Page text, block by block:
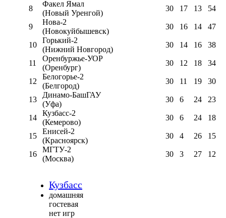
8
Факел Ямал
(Новый Уренгой)
30 17 13 54
9
Нова-2
(Новокуйбышевск)
30 16 14 47
10
Горький-2
(Нижний Новгород)
30 14 16 38
11
Оренбуржье-УОР
(Оренбург)
30 12 18 34
12
Белогорье-2
(Белгород)
30 11 19 30
13
Динамо-БашГАУ
(Уфа)
30 6 24 23
14
Кузбасс-2
(Кемерово)
30 6 24 18
15
Енисей-2
(Красноярск)
30 4 26 15
16
МГТУ-2
(Москва)
30 3 27 12
Кузбасс
домашняя
гостевая
нет игр